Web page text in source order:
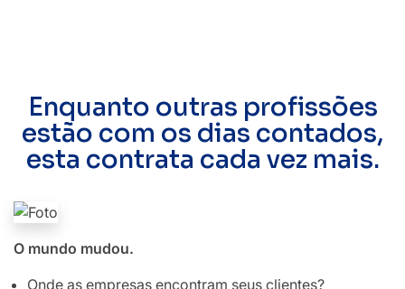
Enquanto outras profissões
estão com os dias contados,
esta contrata cada vez mais.
O mundo mudou.
Onde as empresas encontram seus clientes?